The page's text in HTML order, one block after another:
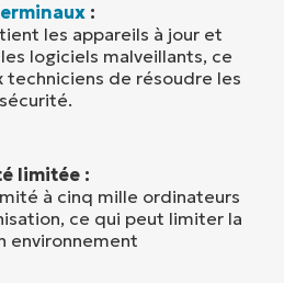
:
les appareils à jour et
logiciels malveillants, ce
techniciens de résoudre les
limitée :
à cinq mille ordinateurs
ce qui peut limiter la
environnement